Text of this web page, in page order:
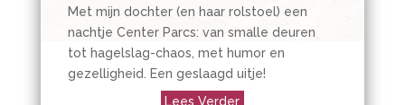
Met mijn dochter (en haar rolstoel) een
nachtje Center Parcs: van smalle deuren
tot hagelslag-chaos, met humor en
gezelligheid. Een geslaagd uitje!
Lees Verder